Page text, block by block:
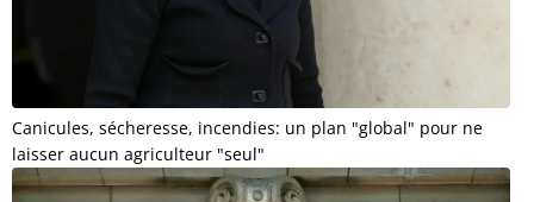
Canicules, sécheresse, incendies: un plan "global" pour ne
laisser aucun agriculteur "seul"